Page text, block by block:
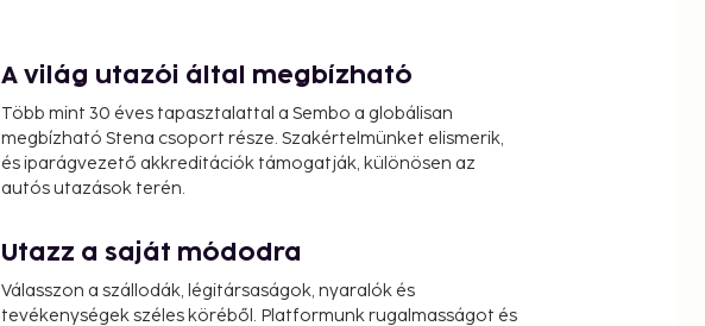
A világ utazói által megbízható
Több mint 30 éves tapasztalattal a Sembo a globálisan
megbízható Stena csoport része. Szakértelmünket elismerik,
és iparágvezető akkreditációk támogatják, különösen az
autós utazások terén.
Utazz a saját módodra
Válasszon a szállodák, légitársaságok, nyaralók és
tevékenységek széles köréből. Platformunk rugalmasságot és